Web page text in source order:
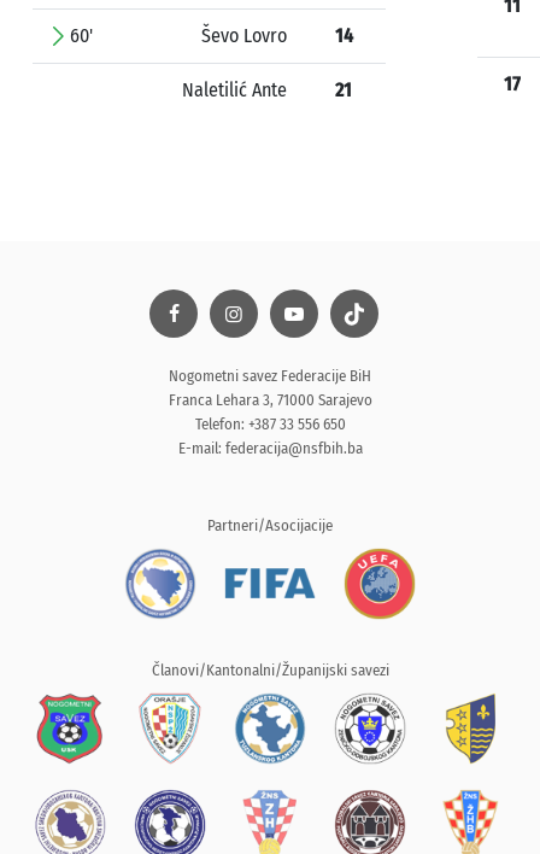
60' Ševo Lovro 14
Naletilić Ante 21
11
17
Nogometni savez Federacije BiH
Franca Lehara 3, 71000 Sarajevo
Telefon: +387 33 556 650
E-mail: federacija@nsfbih.ba
Partneri/Asocijacije
Članovi/Kantonalni/Županijski savezi